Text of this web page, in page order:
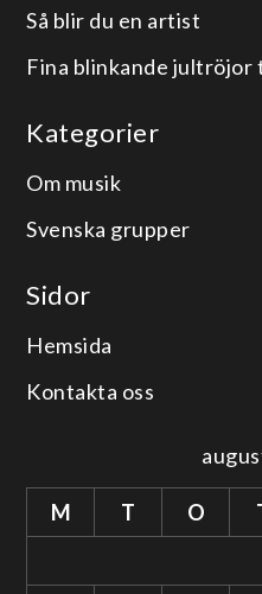
Så blir du en artist
Fina blinkande jultröjor
Kategorier
Om musik
Svenska grupper
Sidor
Hemsida
Kontakta oss
M T O